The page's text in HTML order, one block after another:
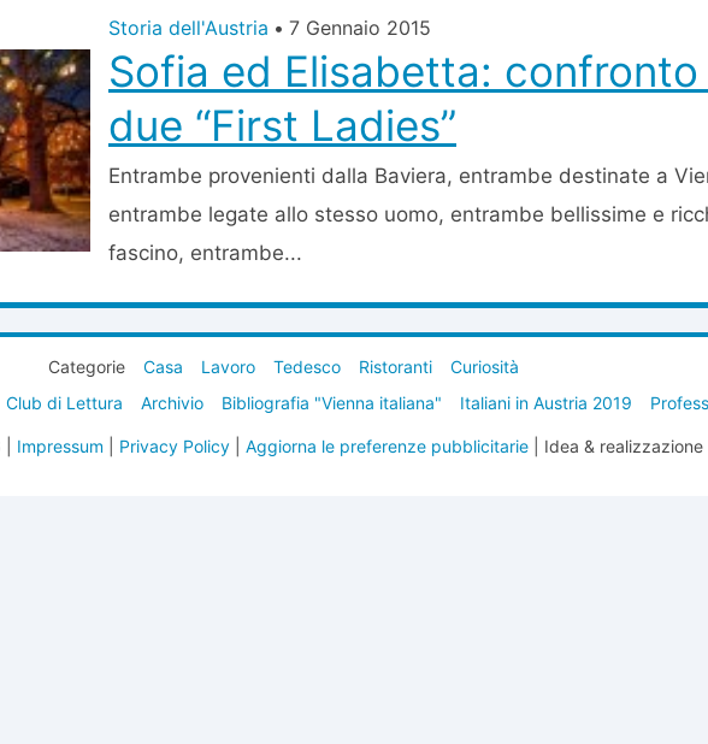
Storia dell'Austria • 7 Gennaio 2015
Sofia ed Elisabetta: confronto
due “First Ladies”
Entrambe provenienti dalla Baviera, entrambe destinate a
entrambe legate allo stesso uomo, entrambe bellissime e
fascino, entrambe...
Categorie Casa Lavoro Tedesco Ristoranti
Curiosità
Club di Lettura Archivio Bibliografia "Vienna italiana" Italiani in Austria 2019
Impressum Privacy Policy| Aggiorna le preferenze pubblicitarie| Idea & realizzazione